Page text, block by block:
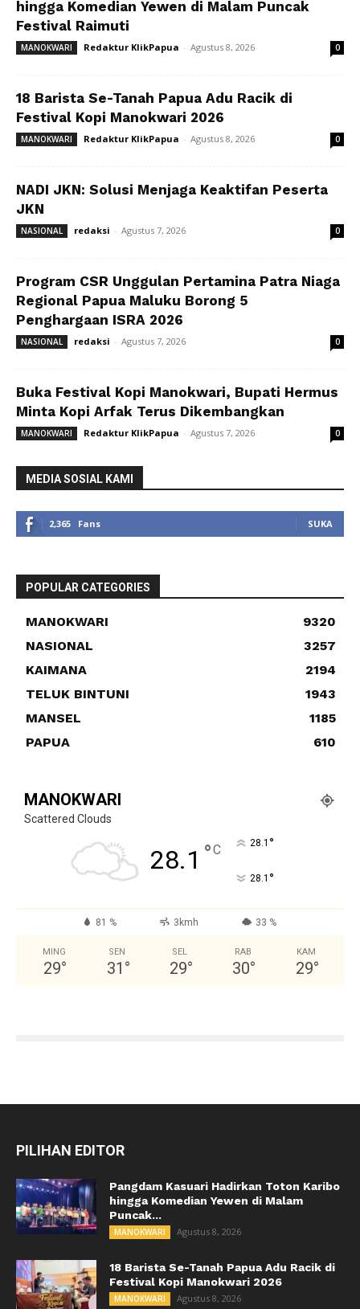
hingga Komedian Yewen di Malam Puncak
Festival Raimuti
MANOKWARI Redaktur KlikPapua - Agustus 8, 2026 0
18 Barista Se-Tanah Papua Adu Racik di
Festival Kopi Manokwari 2026
MANOKWARI Redaktur KlikPapua - Agustus 8, 2026 0
NADI JKN: Solusi Menjaga Keaktifan Peserta
JKN
NASIONAL redaksi - Agustus 7, 2026 0
Program CSR Unggulan Pertamina Patra Niaga
Regional Papua Maluku Borong 5
Penghargaan ISRA 2026
NASIONAL redaksi - Agustus 7, 2026 0
Buka Festival Kopi Manokwari, Bupati Hermus
Minta Kopi Arfak Terus Dikembangkan
MANOKWARI Redaktur KlikPapua - Agustus 7, 2026 0
MEDIA SOSIAL KAMI
2,365 Fans SUKA
POPULAR CATEGORIES
MANOKWARI
9320
NASIONAL
3257
KAIMANA
2194
TELUK BINTUNI
1943
MANSEL
1185
PAPUA
610
MANOKWARI
Scattered Clouds
28.1 °C 28.1 °
28.1 °
81 % 3kmh 33 %
MING
29°
SEN
31 °
SEL
29°
RAB
30°
KAM
29°
PILIHAN EDITOR
Pangdam Kasuari Hadirkan Toton Karibo
hingga Komedian Yewen di Malam
Puncak...
MANOKWARI Agustus 8, 2026
18 Barista Se-Tanah Papua Adu Racik di
Festival Kopi Manokwari 2026
MANOKWARI Agustus 8, 2026